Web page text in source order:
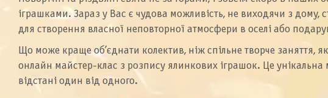
іграшками. Зараз у Вас є чудова можливість, не виходячи з дому,
для створення власної неповторної атмосфери в оселі або
Що може краще об’єднати колектив, ніж спільне творче заняття,
онлайн майстер-клас з розпису ялинкових іграшок. Це унікальна
відстані один від одного.